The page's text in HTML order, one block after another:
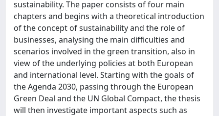
sustainability. The paper consists of four main
chapters and begins with a theoretical introduction
of the concept of sustainability and the role of
businesses, analysing the main difficulties and
scenarios involved in the green transition, also in
view of the underlying policies at both European
and international level. Starting with the goals of
the Agenda 2030, passing through the European
Green Deal and the UN Global Compact, the thesis
will then investigate important aspects such as